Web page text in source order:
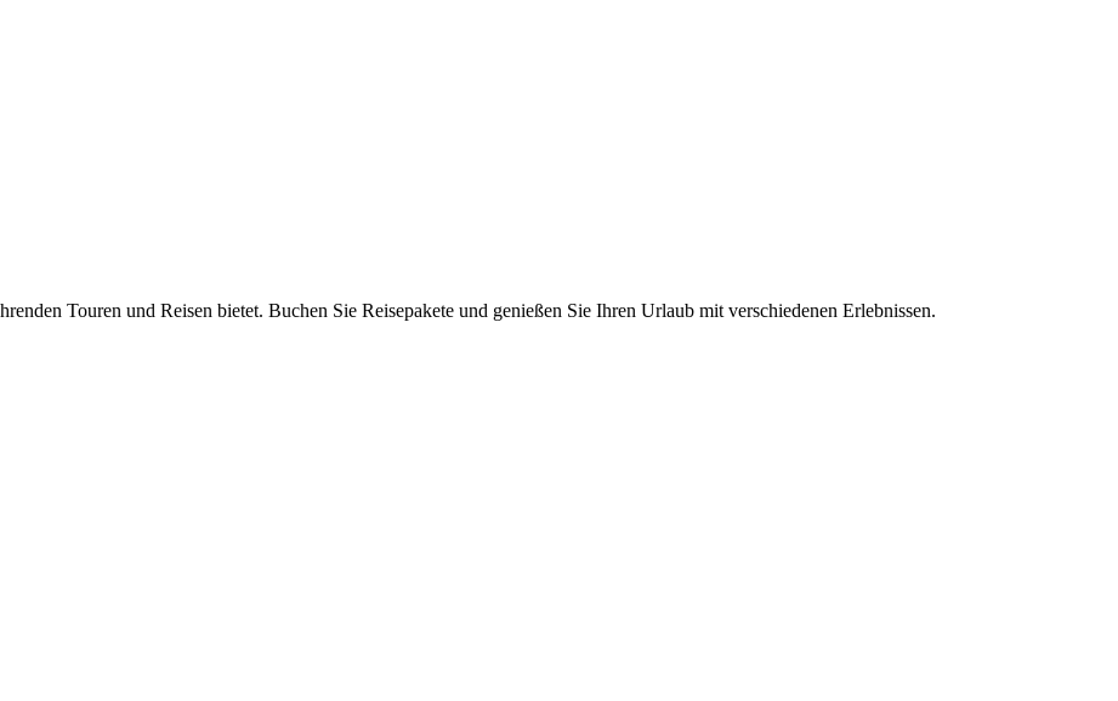
Touren und Reisen bietet. Buchen Sie Reisepakete und genießen Sie Ihren Urlaub mit verschiedenen Erlebnissen.